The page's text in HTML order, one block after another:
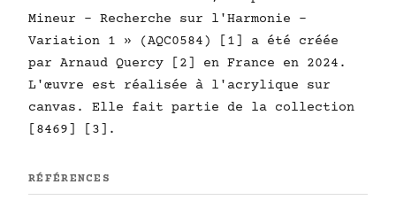
Mineur - Recherche sur l'Harmonie -
Variation 1 » (AQC0584) [1] a été créée
par Arnaud Quercy [2] en France en 2024.
L'œuvre est réalisée à l'acrylique sur
canvas. Elle fait partie de la collection
[8469] [3].
RÉFÉRENCES